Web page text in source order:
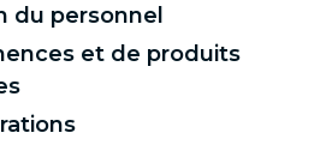
du personnel
et de produits